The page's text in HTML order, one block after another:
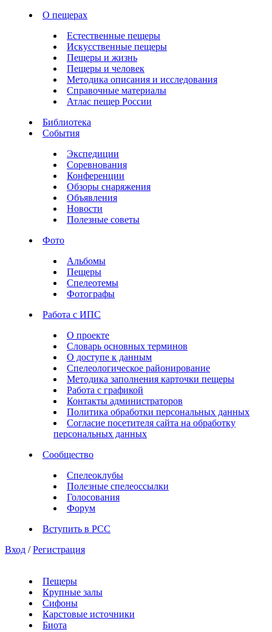
О пещерах
Естественные пещеры
Искусственные пещеры
Пещеры и жизнь
Пещеры и человек
Методика описания и исследования
Справочные материалы
Атлас пещер России
Библиотека
События
Экспедиции
Соревнования
Конференции
Обзоры снаряжения
Объявления
Новости
Полезные советы
Фото
Альбомы
Пещеры
Спелеотемы
Фотографы
Работа с ИПС
О проекте
Словарь основных терминов
О доступе к данным
Спелеологическое районирование
Методика заполнения карточки пещеры
Работа с графикой
Контакты администраторов
Политика обработки персональных данных
Согласие посетителя сайта на обработку
персональных данных
Сообщество
Спелеоклубы
Полезные спелеоссылки
Голосования
Форум
Вступить в РСС
Вход / Регистрация
Пещеры
Крупные залы
Сифоны
Карстовые источники
Биота